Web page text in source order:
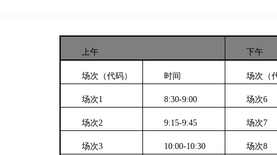
上午 下午
场次（代码） 时间 场次（
场次1 8:30-9:00 场次6
场次2 9:15-9:45 场次7
场次3 10:00-10:30 场次8